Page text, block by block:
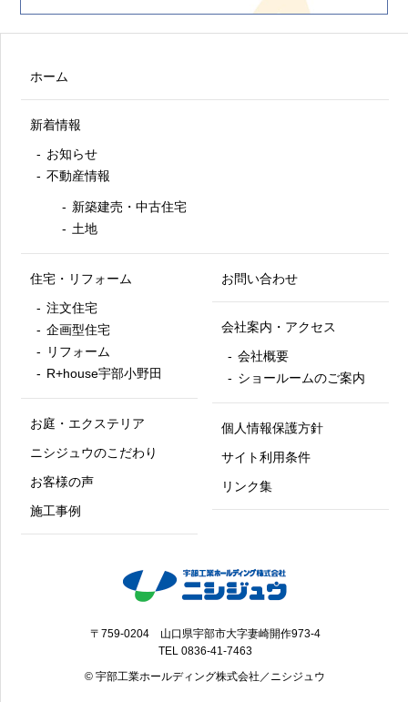
〒759-0204 山口県宇部市大字妻崎開作973-4
TEL 0836-41-7463
© 宇部工業ホールディング株式会社／ニシジュウ
ホーム
新着情報
お知らせ
不動産情報
新築建売・中古住宅
土地
住宅・リフォーム
注文住宅
企画型住宅
リフォーム
R+house宇部小野田
お庭・エクステリア
ニシジュウのこだわり
お客様の声
施工事例
お問い合わせ
会社案内・アクセス
会社概要
ショールームのご案内
個人情報保護方針
サイト利用条件
リンク集